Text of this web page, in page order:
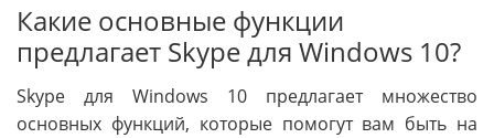
Какие основные функции
предлагает Skype для Windows 10?
Skype для Windows 10 предлагает множество
основных функций, которые помогут вам быть на